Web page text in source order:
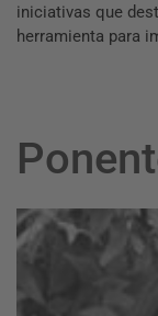
iniciativas que
herramienta para